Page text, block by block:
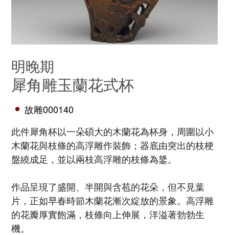
明晚期
犀角雕玉蘭花式杯
故雕000140
此件犀角杯以一朵碩大的木蘭花為杯身，周圍以小
木蘭花與枝條的高浮雕作裝飾；器底由突出的枝梗
盤繞成足，並以兩枝高浮雕的枝條為鋬。
作品呈現了盛開、半開與含苞的花朵，但不見葉
片，正如早春時節木蘭花漸次綻放的景象。高浮雕
的花瓣厚實飽滿，枝條向上伸展，洋溢著勃勃生
機。